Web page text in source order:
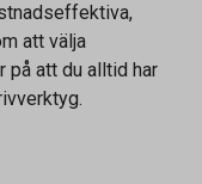
att välja
på att du alltid har